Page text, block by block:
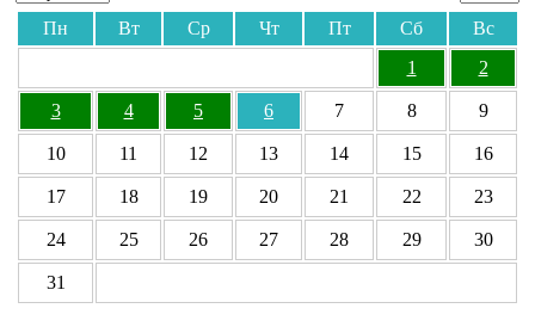
Пн Вт Ср Чт Пт Сб
Вс
1
2
3 4 5 6 7 8 9
10 11 12 13 14 15 16
17 18 19 20 21 22 23
24 25 26 27 28 29 30
31